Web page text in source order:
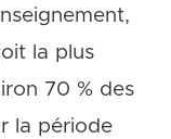
la plus
70 % des
la période